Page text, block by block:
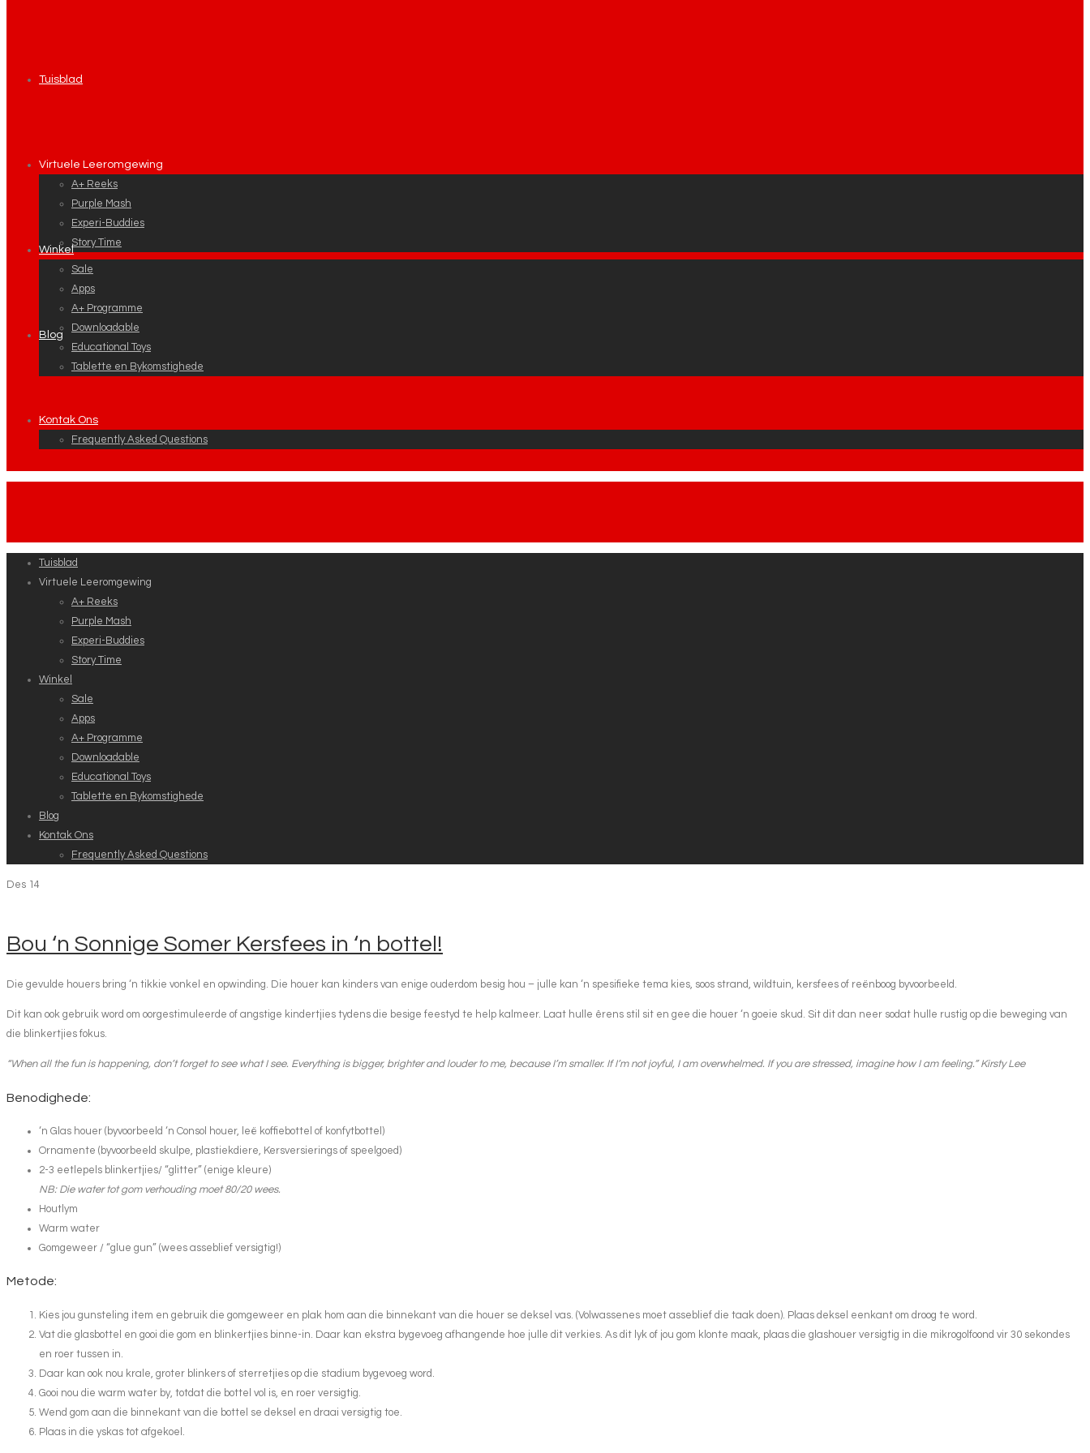
Tuisblad
Virtuele Leeromgewing
A+ Reeks
Purple Mash
Experi-Buddies
Story Time
Winkel
Sale
Apps
A+ Programme
Downloadable
Educational Toys
Tablette en Bykomstighede
Blog
Kontak Ons
Frequently Asked Questions
Tuisblad
Virtuele Leeromgewing
A+ Reeks
Purple Mash
Experi-Buddies
Story Time
Winkel
Sale
Apps
A+ Programme
Downloadable
Educational Toys
Tablette en Bykomstighede
Blog
Kontak Ons
Frequently Asked Questions
Des 14
Bou ‘n Sonnige Somer Kersfees in ‘n bottel!
Die gevulde houers bring ‘n tikkie vonkel en opwinding. Die houer kan kinders van enige ouderdom besig hou – julle kan ‘n spesifieke tema kies, soos strand, wildtuin, kersfees of reënboog byvoorbeeld.
Dit kan ook gebruik word om oorgestimuleerde of angstige kindertjies tydens die besige feestyd te help kalmeer. Laat hulle êrens stil sit en gee die houer ‘n goeie skud. Sit dit dan neer sodat hulle rustig op die beweging van
die blinkertjies fokus.
“When all the fun is happening, don’t forget to see what I see. Everything is bigger, brighter and louder to me, because I’m smaller. If I’m not joyful, I am overwhelmed. If you are stressed, imagine how I am feeling.” Kirsty Lee
Benodighede:
‘n Glas houer (byvoorbeeld ‘n Consol houer, leë koffiebottel of konfytbottel)
Ornamente (byvoorbeeld skulpe, plastiekdiere, Kersversierings of speelgoed)
2-3 eetlepels blinkertjies/ “glitter” (enige kleure)
NB: Die water tot gom verhouding moet 80/20 wees.
Houtlym
Warm water
Gomgeweer / “glue gun” (wees asseblief versigtig!)
Metode:
Kies jou gunsteling item en gebruik die gomgeweer en plak hom aan die binnekant van die houer se deksel vas. (Volwassenes moet asseblief die taak doen). Plaas deksel eenkant om droog te word.
Vat die glasbottel en gooi die gom en blinkertjies binne-in. Daar kan ekstra bygevoeg afhangende hoe julle dit verkies. As dit lyk of jou gom klonte maak, plaas die glashouer versigtig in die mikrogolfoond vir 30 sekondes
en roer tussen in.
Daar kan ook nou krale, groter blinkers of sterretjies op die stadium bygevoeg word.
Gooi nou die warm water by, totdat die bottel vol is, en roer versigtig.
Wend gom aan die binnekant van die bottel se deksel en draai versigtig toe.
Plaas in die yskas tot afgekoel.